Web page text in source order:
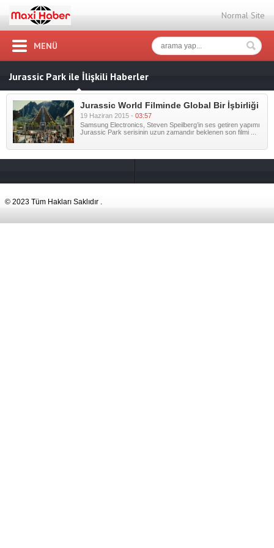
Normal Site
MENÜ
Jurassic Park ile İlişkili Haberler
Jurassic World Filminde Global Bir İşbirliği
19 Haziran 2015 - 03:57
Samsung Electronics, Steven Speilberg’in ses getiren yapımı
Jurassic Park serisinin uzun zamandır beklenen son filmi ...
© 2023 Tüm Hakları Saklıdır .